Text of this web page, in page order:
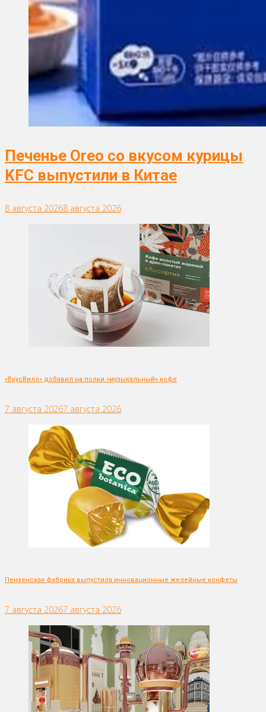
Печенье Oreo со вкусом курицы
KFC выпустили в Китае
8 августа 20268 августа 2026
«ВкусВилл» добавил на полки «музыкальный» кофе
7 августа 20267 августа 2026
Пензенская фабрика выпустила инновационные желейные конфеты
7 августа 20267 августа 2026